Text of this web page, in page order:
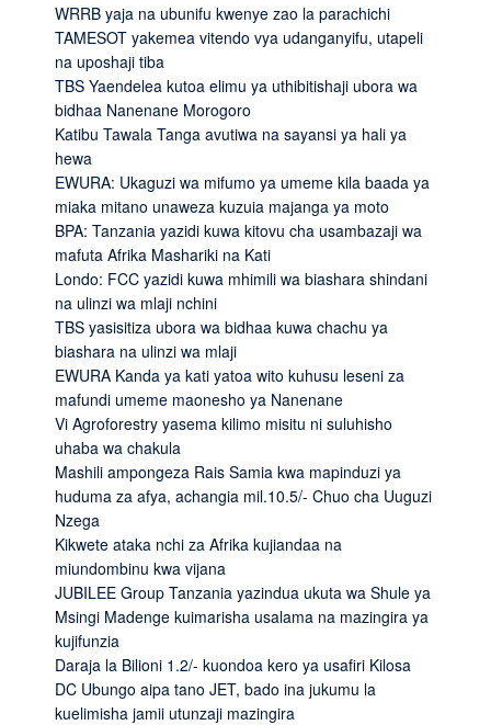
WRRB yaja na ubunifu kwenye zao la parachichi
TAMESOT yakemea vitendo vya udanganyifu, utapeli
na uposhaji tiba
TBS Yaendelea kutoa elimu ya uthibitishaji ubora wa
bidhaa Nanenane Morogoro
Katibu Tawala Tanga avutiwa na sayansi ya hali ya
hewa
EWURA: Ukaguzi wa mifumo ya umeme kila baada ya
miaka mitano unaweza kuzuia majanga ya moto
BPA: Tanzania yazidi kuwa kitovu cha usambazaji wa
mafuta Afrika Mashariki na Kati
Londo: FCC yazidi kuwa mhimili wa biashara shindani
na ulinzi wa mlaji nchini
TBS yasisitiza ubora wa bidhaa kuwa chachu ya
biashara na ulinzi wa mlaji
EWURA Kanda ya kati yatoa wito kuhusu leseni za
mafundi umeme maonesho ya Nanenane
Vi Agroforestry yasema kilimo misitu ni suluhisho
uhaba wa chakula
Mashili ampongeza Rais Samia kwa mapinduzi ya
huduma za afya, achangia mil.10.5/- Chuo cha Uuguzi
Nzega
Kikwete ataka nchi za Afrika kujiandaa na
miundombinu kwa vijana
JUBILEE Group Tanzania yazindua ukuta wa Shule ya
Msingi Madenge kuimarisha usalama na mazingira ya
kujifunzia
Daraja la Bilioni 1.2/- kuondoa kero ya usafiri Kilosa
DC Ubungo aipa tano JET, bado ina jukumu la
kuelimisha jamii utunzaji mazingira